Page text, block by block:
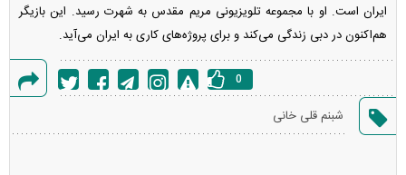
ایران است. او با مجموعه تلویزیونی مریم مقدس به شهرت رسید. این بازیگر
هم‌اکنون در دبی زندگی می‌کند و برای پروژه‌های کاری به ایران می‌آید.
خطا
0
شبنم قلی خانی